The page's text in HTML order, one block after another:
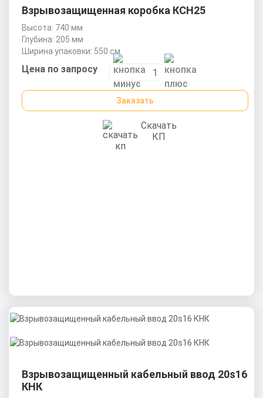
Взрывозащищенная коробка КСН25
Высота: 740 мм
Глубина: 205 мм
Ширина упаковки: 550 см
Цена по запросу
Заказать
Скачать
КП
Взрывозащищенный кабельный ввод 20s16
КНК